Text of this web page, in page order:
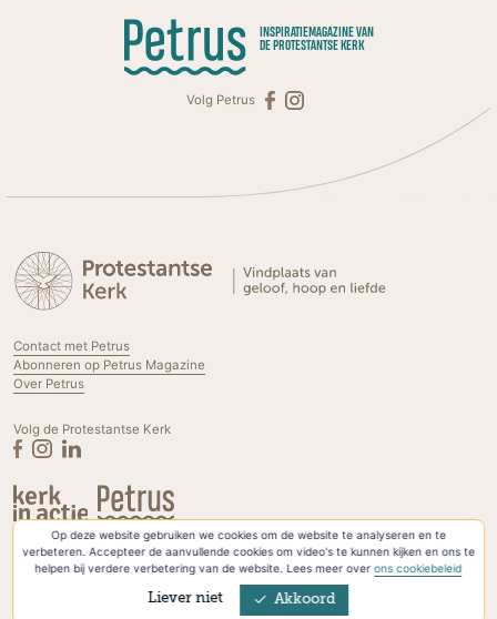
Op deze website gebruiken we cookies om de website te analyseren en te
verbeteren. Accepteer de aanvullende cookies om video's te kunnen kijken en ons te
helpen bij verdere verbetering van de website. Lees meer overons cookiebeleid
Liever niet Akkoord
INSPIRATIEMAGAZINE VAN
DE PROTESTANTSE KERK
Volg Petrus
Contact met Petrus
Abonneren op Petrus Magazine
Over Petrus
Volg de Protestantse Kerk
Privacyverklaring & Cookies